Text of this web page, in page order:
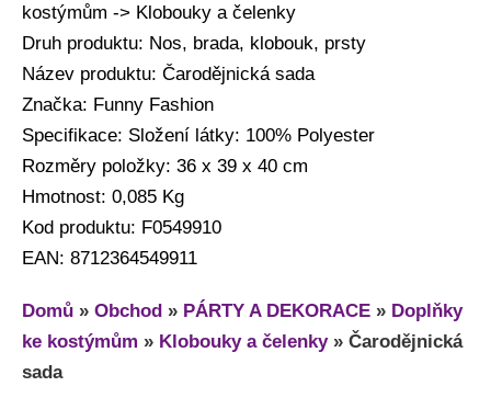
kostýmům -> Klobouky a čelenky
Druh produktu: Nos, brada, klobouk, prsty
Název produktu: Čarodějnická sada
Značka: Funny Fashion
Specifikace: Složení látky: 100% Polyester
Rozměry položky: 36 x 39 x 40 cm
Hmotnost: 0,085 Kg
Kod produktu: F0549910
EAN: 8712364549911
Domů » Obchod » PÁRTY A DEKORACE » Doplňky
ke kostýmům » Klobouky a čelenky» Čarodějnická
sada